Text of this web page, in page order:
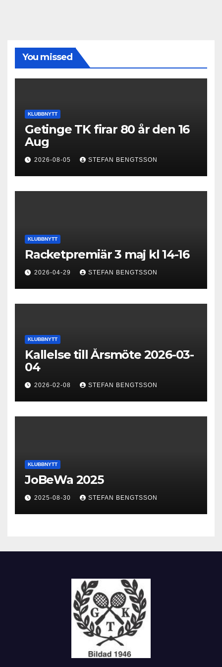
You missed
KLUBBNYTT
Getinge TK firar 80 år den 16
Aug
2026-08-05 STEFAN BENGTSSON
KLUBBNYTT
Racketpremiär 3 maj kl 14-16
2026-04-29 STEFAN BENGTSSON
KLUBBNYTT
Kallelse till Årsmöte 2026-03-
04
2026-02-08 STEFAN BENGTSSON
KLUBBNYTT
JoBeWa 2025
2025-08-30 STEFAN BENGTSSON